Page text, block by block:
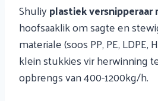
Shuliyplastiek versnipperaar
hoofsaaklik om sagte en
materiale (soos PP, PE, LDPE,
klein stukkies vir herwinning
opbrengs van 400-1200kg/h.